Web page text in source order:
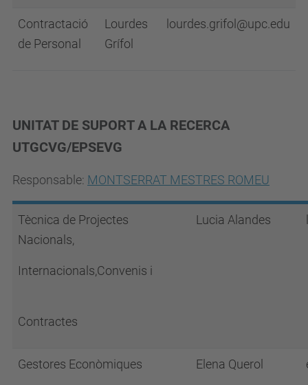
Contractació
de Personal
Lourdes
Grífol
lourdes.grifol@upc.edu
UNITAT DE SUPORT A LA RECERCA
UTGCVG/EPSEVG
Responsable: MONTSERRAT MESTRES ROMEU
Tècnica de Projectes
Nacionals,
Internacionals,Convenis i
Contractes
Lucia Alandes
Gestores Econòmiques Elena Querol